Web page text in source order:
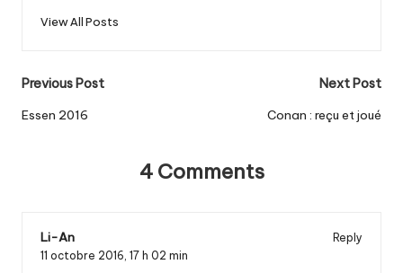
View All Posts
Post
navigation
Previous Post
Essen 2016
Next Post
Conan : reçu et joué
4 Comments
Li-An
Reply
11 octobre 2016, 17 h 02 min